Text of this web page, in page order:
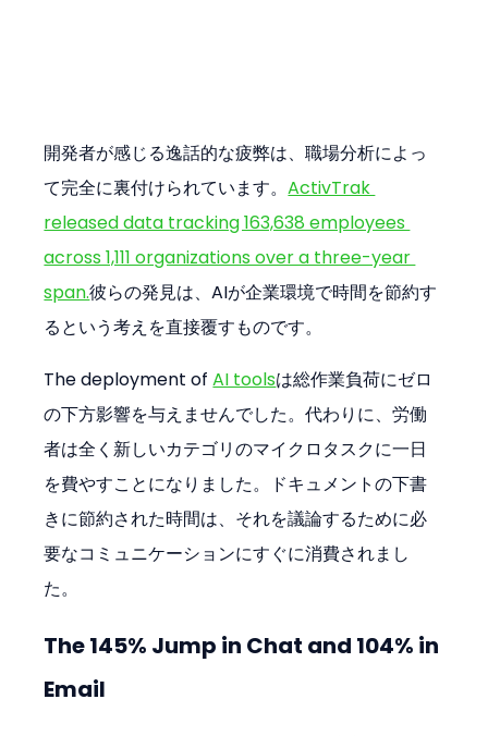
開発者が感じる逸話的な疲弊は、職場分析によっ
て完全に裏付けられています。ActivTrak
released data tracking 163,638 employees
across 1,111 organizations over a three-year
span.彼らの発見は、AIが企業環境で時間を節約す
るという考えを直接覆すものです。
The deployment of AI toolsは総作業負荷にゼロ
の下方影響を与えませんでした。代わりに、労働
者は全く新しいカテゴリのマイクロタスクに一日
を費やすことになりました。ドキュメントの下書
きに節約された時間は、それを議論するために必
要なコミュニケーションにすぐに消費されまし
た。
The 145% Jump in Chat and 104% in
Email